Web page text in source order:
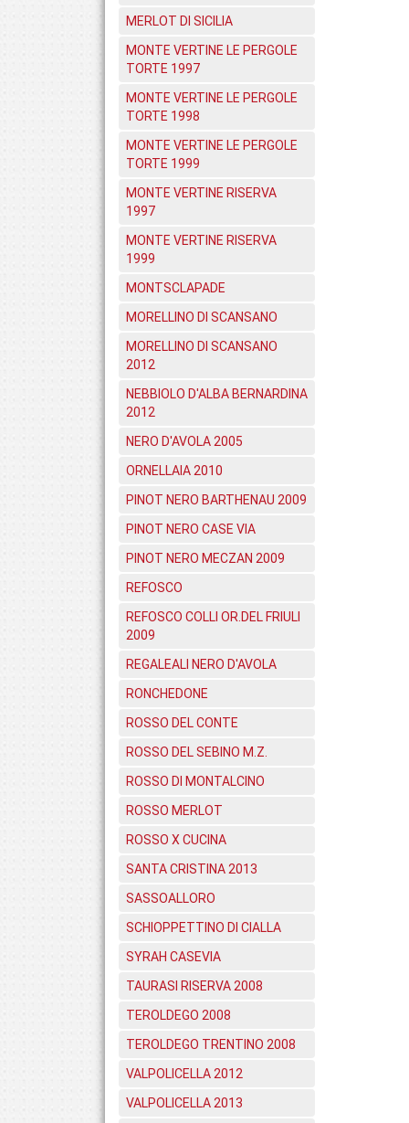
MERLOT DI SICILIA
MONTE VERTINE LE PERGOLE
TORTE 1997
MONTE VERTINE LE PERGOLE
TORTE 1998
MONTE VERTINE LE PERGOLE
TORTE 1999
MONTE VERTINE RISERVA
1997
MONTE VERTINE RISERVA
1999
MONTSCLAPADE
MORELLINO DI SCANSANO
MORELLINO DI SCANSANO
2012
NEBBIOLO D'ALBA BERNARDINA
2012
NERO D'AVOLA 2005
ORNELLAIA 2010
PINOT NERO BARTHENAU 2009
PINOT NERO CASE VIA
PINOT NERO MECZAN 2009
REFOSCO
REFOSCO COLLI OR.DEL FRIULI
2009
REGALEALI NERO D'AVOLA
RONCHEDONE
ROSSO DEL CONTE
ROSSO DEL SEBINO M.Z.
ROSSO DI MONTALCINO
ROSSO MERLOT
ROSSO X CUCINA
SANTA CRISTINA 2013
SASSOALLORO
SCHIOPPETTINO DI CIALLA
SYRAH CASEVIA
TAURASI RISERVA 2008
TEROLDEGO 2008
TEROLDEGO TRENTINO 2008
VALPOLICELLA 2012
VALPOLICELLA 2013